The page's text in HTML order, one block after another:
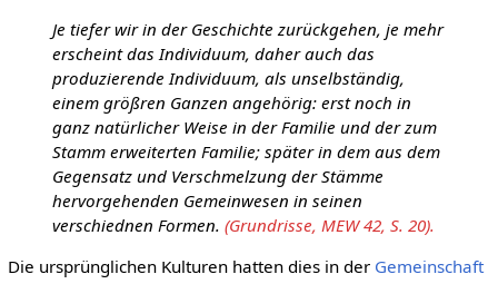
Je tiefer wir in der Geschichte zurückgehen, je mehr
erscheint das Individuum, daher auch das
produzierende Individuum, als unselbständig,
einem größren Ganzen angehörig: erst noch in
ganz natürlicher Weise in der Familie und der zum
Stamm erweiterten Familie; später in dem aus dem
Gegensatz und Verschmelzung der Stämme
hervorgehenden Gemeinwesen in seinen
verschiednen Formen. (Grundrisse, MEW 42, S. 20).
Die ursprünglichen Kulturen hatten dies in der Gemeinschaft